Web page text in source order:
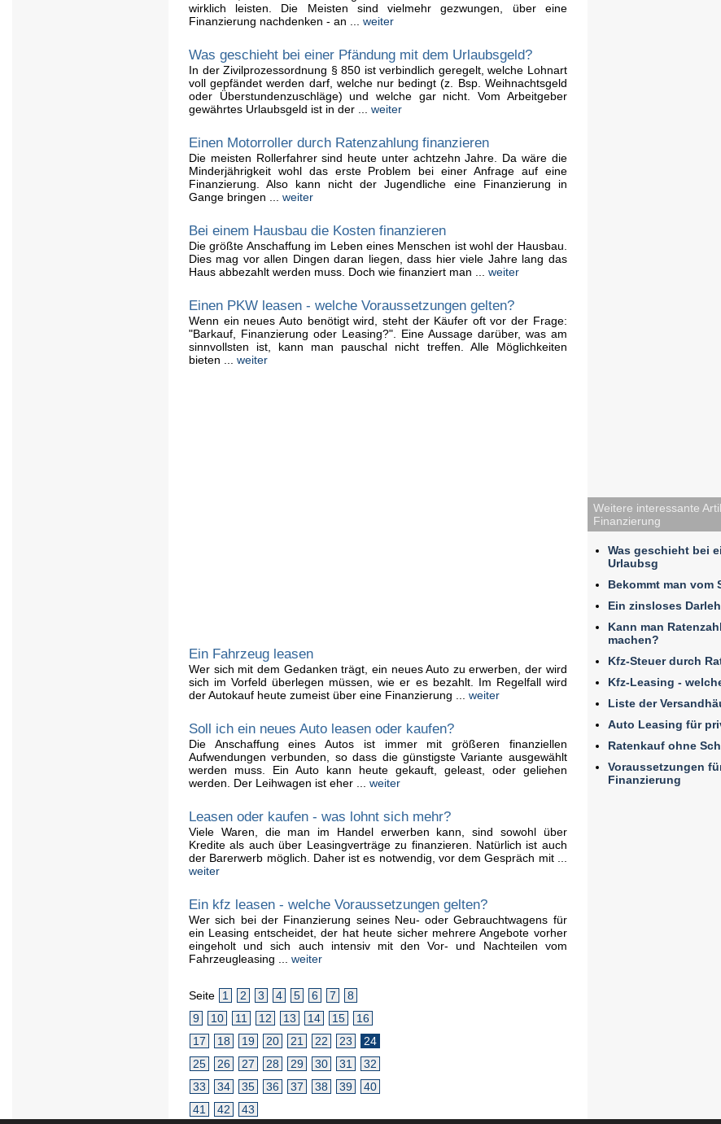
wirklich leisten. Die Meisten sind vielmehr gezwungen, über eine
Finanzierung nachdenken - an ... weiter
Was geschieht bei einer Pfändung mit dem Urlaubsgeld?
In der Zivilprozessordnung § 850 ist verbindlich geregelt, welche Lohnart
voll gepfändet werden darf, welche nur bedingt (z. Bsp. Weihnachtsgeld
oder Überstundenzuschläge) und welche gar nicht. Vom Arbeitgeber
gewährtes Urlaubsgeld ist in der ... weiter
Einen Motorroller durch Ratenzahlung finanzieren
Die meisten Rollerfahrer sind heute unter achtzehn Jahre. Da wäre die
Minderjährigkeit wohl das erste Problem bei einer Anfrage auf eine
Finanzierung. Also kann nicht der Jugendliche eine Finanzierung in
Gange bringen ... weiter
Bei einem Hausbau die Kosten finanzieren
Die größte Anschaffung im Leben eines Menschen ist wohl der Hausbau.
Dies mag vor allen Dingen daran liegen, dass hier viele Jahre lang das
Haus abbezahlt werden muss. Doch wie finanziert man ... weiter
Einen PKW leasen - welche Voraussetzungen gelten?
Wenn ein neues Auto benötigt wird, steht der Käufer oft vor der Frage:
"Barkauf, Finanzierung oder Leasing?". Eine Aussage darüber, was am
sinnvollsten ist, kann man pauschal nicht treffen. Alle Möglichkeiten
bieten ... weiter
Ein Fahrzeug leasen
Wer sich mit dem Gedanken trägt, ein neues Auto zu erwerben, der wird
sich im Vorfeld überlegen müssen, wie er es bezahlt. Im Regelfall wird
der Autokauf heute zumeist über eine Finanzierung ... weiter
Soll ich ein neues Auto leasen oder kaufen?
Die Anschaffung eines Autos ist immer mit größeren finanziellen
Aufwendungen verbunden, so dass die günstigste Variante ausgewählt
werden muss. Ein Auto kann heute gekauft, geleast, oder geliehen
werden. Der Leihwagen ist eher ... weiter
Leasen oder kaufen - was lohnt sich mehr?
Viele Waren, die man im Handel erwerben kann, sind sowohl über
Kredite als auch über Leasingverträge zu finanzieren. Natürlich ist auch
der Barerwerb möglich. Daher ist es notwendig, vor dem Gespräch mit ...
weiter
Ein kfz leasen - welche Voraussetzungen gelten?
Wer sich bei der Finanzierung seines Neu- oder Gebrauchtwagens für
ein Leasing entscheidet, der hat heute sicher mehrere Angebote vorher
eingeholt und sich auch intensiv mit den Vor- und Nachteilen vom
Fahrzeugleasing ... weiter
Seite 1 2 3 4 5 6 7
8
9
10 11 12 13 14 15
16
17
18 19 20 21 22 23
24
25
26 27 28 29 30 31
32
33
34 35 36 37 38 39
40
41
42 43
Weitere interessante
Finanzierung
Was geschieht bei
Urlaubsg
Bekommt man vom
Ein zinsloses
Kann man
machen?
Kfz-Steuer durch
Kfz-Leasing -
Liste der
Auto Leasing für
Ratenkauf ohne
Voraussetzungen
Finanzierung